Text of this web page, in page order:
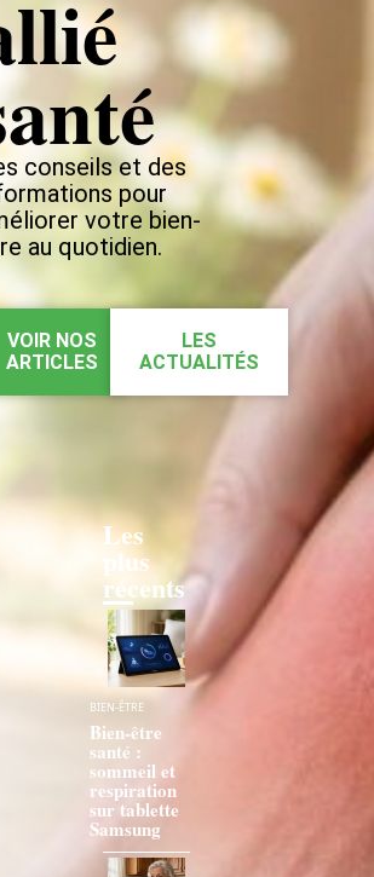
conseils et des
pour
votre bien-
au quotidien.
VOIR NOS
ARTICLES
LES
ACTUALITÉS
Les
plus
récents
BIEN-ÊTRE
Bien-être
santé :
sommeil et
respiration
sur tablette
Samsung